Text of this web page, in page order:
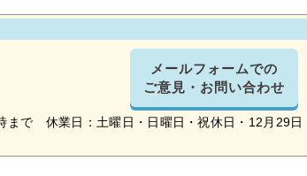
メールフォームでの
ご意見・お問い合わせ
まで 休業日：土曜日・日曜日・祝休日・12月29日